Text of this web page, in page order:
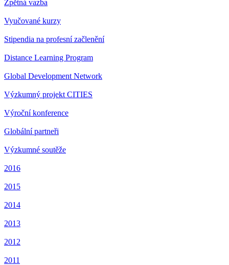
Zpětná vazba
Vyučované kurzy
Stipendia na profesní začlenění
Distance Learning Program
Global Development Network
Výzkumný projekt CITIES
Výroční konference
Globální partneři
Výzkumné soutěže
2016
2015
2014
2013
2012
2011